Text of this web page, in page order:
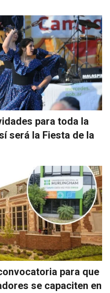
para toda la
será la Fiesta de la
para que
se capaciten en